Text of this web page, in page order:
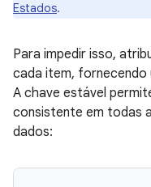
Estados.
Para impedir isso,
cada item,
A chave estável
consistente em todas
dados: